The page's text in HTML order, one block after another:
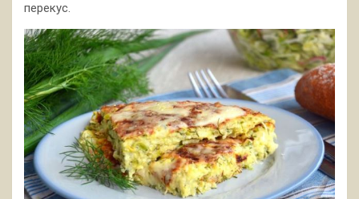
перекус.